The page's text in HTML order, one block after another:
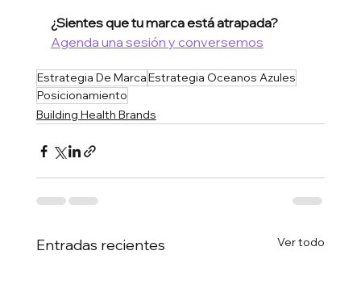
¿Sientes que tu marca está atrapada?
Agenda una sesión y conversemos
Estrategia De MarcaEstrategia Oceanos Azules
Posicionamiento
Building Health Brands
Entradas recientes Ver todo